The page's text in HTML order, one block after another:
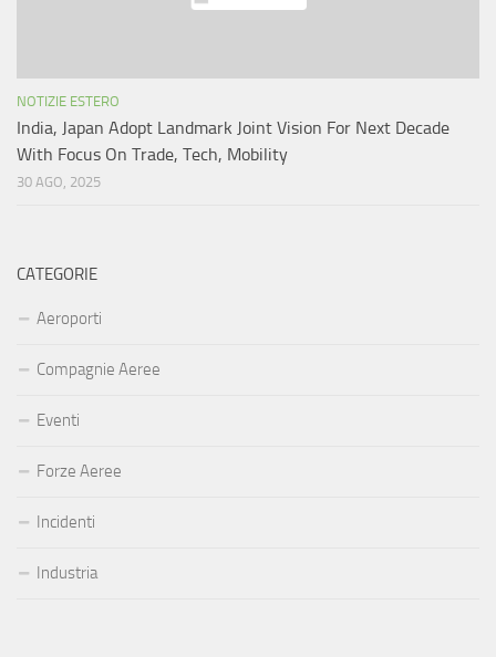
NOTIZIE ESTERO
India, Japan Adopt Landmark Joint Vision For Next Decade
With Focus On Trade, Tech, Mobility
30 AGO, 2025
CATEGORIE
Aeroporti
Compagnie Aeree
Eventi
Forze Aeree
Incidenti
Industria